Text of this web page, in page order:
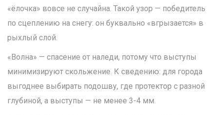
«ёлочка» вовсе не случайна. Такой узор — победитель
по сцеплению на снегу: он буквально «вгрызается» в
рыхлый слой.
«Волна» — спасение от наледи, потому что выступы
минимизируют скольжение. К сведению: для города
выгоднее выбирать подошву, где протектор с разной
глубиной, а выступы — не менее 3-4 мм.